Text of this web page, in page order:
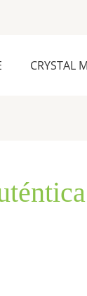
CRYSTAL